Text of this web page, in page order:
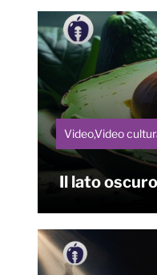
Video,Video
Il lato